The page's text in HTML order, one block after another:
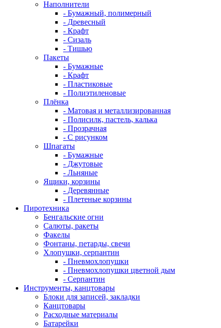
Наполнители
- Бумажный, полимерный
- Древесный
- Крафт
- Сизаль
- Тишью
Пакеты
- Бумажные
- Крафт
- Пластиковые
- Полиэтиленовые
Плёнка
- Матовая и металлизированная
- Полисилк, пастель, калька
- Прозрачная
- С рисунком
Шпагаты
- Бумажные
- Джутовые
- Льняные
Ящики, корзины
- Деревянные
- Плетеные корзины
Пиротехника
Бенгальские огни
Салюты, ракеты
Факелы
Фонтаны, петарды, свечи
Хлопушки, серпантин
- Пневмохлопушки
- Пневмохлопушки цветной дым
- Серпантин
Инструменты, канцтовары
Блоки для записей, закладки
Канцтовары
Расходные материалы
Батарейки